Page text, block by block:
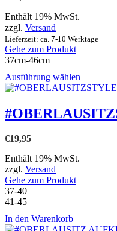
auf
werden
Enthält 19% MwSt.
zzgl. Versand
Lieferzeit: ca. 7-10 Werktage
Gehe zum Produkt
37cm-46cm
Ausführung wählen
Produkt
mehrere
Varianten
€19,95
Enthält 19% MwSt.
zzgl. Versand
Gehe zum Produkt
37-40
41-45
In den Warenkorb